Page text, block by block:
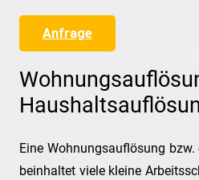
Anfrage
Eine Wohnungsauflösung
beinhaltet viele kleine